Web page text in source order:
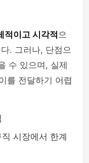
적이고 시각적으
. 그러나, 단점으
수 있으며, 실제
를 전달하기 어렵
시장에서 한계